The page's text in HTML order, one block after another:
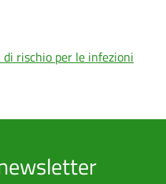
rischio per le infezioni